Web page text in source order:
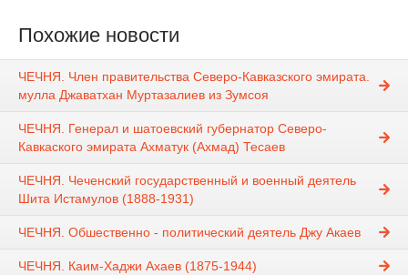
Похожие новости
ЧЕЧНЯ. Член правительства Северо-Кавказского эмирата.
мулла Джаватхан Муртазалиев из Зумсоя
ЧЕЧНЯ. Генерал и шатоевский губернатор Северо-
Кавкаского эмирата Ахматук (Ахмад) Тесаев
ЧЕЧНЯ. Чеченский государственный и военный деятель
Шита Истамулов (1888-1931)
ЧЕЧНЯ. Обшественно - политический деятель Джу Акаев
ЧЕЧНЯ. Каим-Хаджи Ахаев (1875-1944)